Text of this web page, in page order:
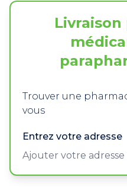
Trouver une
vous
Entrez votre adresse